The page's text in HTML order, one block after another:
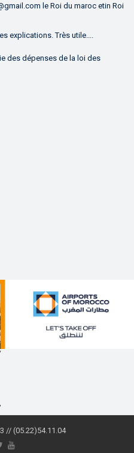
le Roi du maroc etin Roi
explications. Très utile....
des dépenses de la loi des
,
// (05.22)54.11.04